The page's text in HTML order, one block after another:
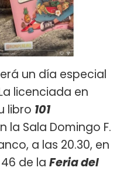
un día especial
licenciada en
libro 101
la Sala Domingo F.
a las 20.30, en
de la Feria del